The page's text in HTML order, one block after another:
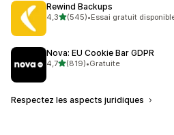
Rewind Backups
4,3étoile(s) sur 5
(545)
545 avis au total
•Essai gratuit
Nova: EU Cookie Bar GDPR
4,7étoile(s) sur 5
(819)
819 avis au total
•Gratuite
Respectez les aspects juridiques